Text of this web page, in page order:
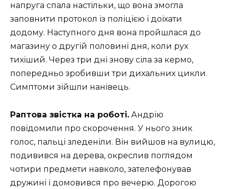
напруга спала настільки, що вона змогла
заповнити протокол із поліцією і доїхати
додому. Наступного дня вона пройшлася до
магазину о другій половині дня, коли рух
тихіший. Через три дні знову сіла за кермо,
попередньо зробивши три дихальних цикли.
Симптоми зійшли нанівець.
Раптова звістка на роботі. Андрію
повідомили про скорочення. У нього зник
голос, пальці зледеніли. Він вийшов на вулицю,
подивився на дерева, окреслив поглядом
чотири предмети навколо, зателефонував
дружині і домовився про вечерю. Дорогою